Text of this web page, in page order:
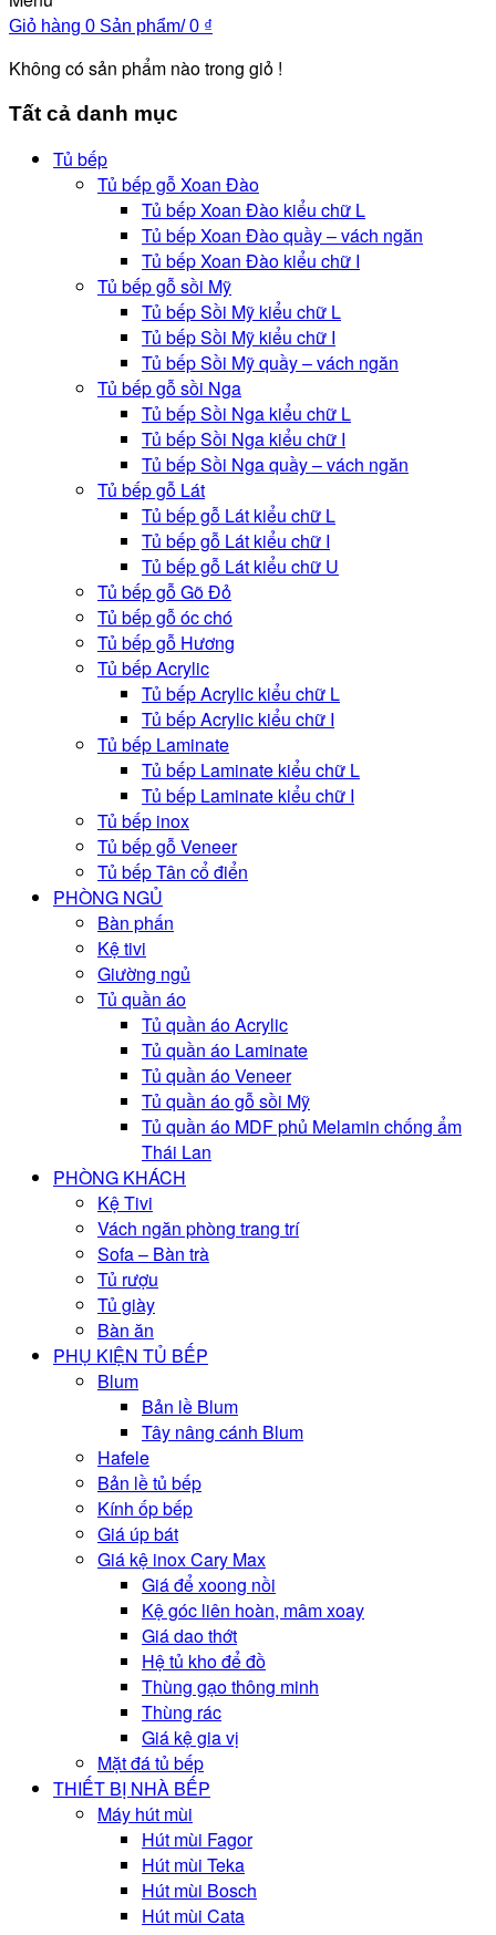
Giỏ hàng 0 Sản phẩm/0 ₫
Không có sản phẩm nào trong giỏ !
Tất cả danh mục
Tủ bếp
Tủ bếp gỗ Xoan Đào
Tủ bếp Xoan Đào kiểu chữ L
Tủ bếp Xoan Đào quầy – vách ngăn
Tủ bếp Xoan Đào kiểu chữ I
Tủ bếp gỗ sồi Mỹ
Tủ bếp Sồi Mỹ kiểu chữ L
Tủ bếp Sồi Mỹ kiểu chữ I
Tủ bếp Sồi Mỹ quầy – vách ngăn
Tủ bếp gỗ sồi Nga
Tủ bếp Sồi Nga kiểu chữ L
Tủ bếp Sồi Nga kiểu chữ I
Tủ bếp Sồi Nga quầy – vách ngăn
Tủ bếp gỗ Lát
Tủ bếp gỗ Lát kiểu chữ L
Tủ bếp gỗ Lát kiểu chữ I
Tủ bếp gỗ Lát kiểu chữ U
Tủ bếp gỗ Gõ Đỏ
Tủ bếp gỗ óc chó
Tủ bếp gỗ Hương
Tủ bếp Acrylic
Tủ bếp Acrylic kiểu chữ L
Tủ bếp Acrylic kiểu chữ I
Tủ bếp Laminate
Tủ bếp Laminate kiểu chữ L
Tủ bếp Laminate kiểu chữ I
Tủ bếp inox
Tủ bếp gỗ Veneer
Tủ bếp Tân cổ điển
PHÒNG NGỦ
Bàn phấn
Kệ tivi
Giường ngủ
Tủ quần áo
Tủ quần áo Acrylic
Tủ quần áo Laminate
Tủ quần áo Veneer
Tủ quần áo gỗ sồi Mỹ
Tủ quần áo MDF phủ Melamin chống ẩm
Thái Lan
PHÒNG KHÁCH
Kệ Tivi
Vách ngăn phòng trang trí
Sofa – Bàn trà
Tủ rượu
Tủ giày
Bàn ăn
PHỤ KIỆN TỦ BẾP
Blum
Bản lề Blum
Tây nâng cánh Blum
Hafele
Bản lề tủ bếp
Kính ốp bếp
Giá úp bát
Giá kệ inox Cary Max
Giá để xoong nồi
Kệ góc liên hoàn, mâm xoay
Giá dao thớt
Hệ tủ kho để đồ
Thùng gạo thông minh
Thùng rác
Giá kệ gia vị
Mặt đá tủ bếp
THIẾT BỊ NHÀ BẾP
Máy hút mùi
Hút mùi Fagor
Hút mùi Teka
Hút mùi Bosch
Hút mùi Cata